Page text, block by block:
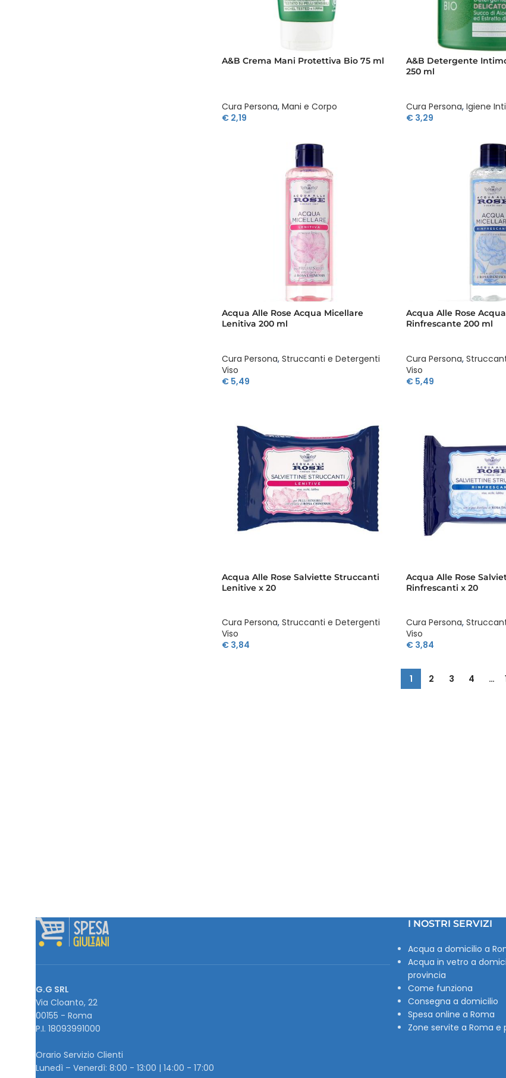
A&B Crema Mani Protettiva Bio 75 ml
Cura Persona, Mani e Corpo
€2,19
A&B Detergente
250 ml
Cura Persona, Igiene
€3,29
Acqua Alle Rose Acqua Micellare
Lenitiva 200 ml
Cura Persona, Struccanti e Detergenti
Viso
€5,49
Acqua Alle Rose
Rinfrescante 200 ml
Cura Persona,
Viso
€5,49
Acqua Alle Rose Salviette Struccanti
Lenitive x 20
Cura Persona, Struccanti e Detergenti
Viso
€3,84
Acqua Alle Rose
Rinfrescanti x 20
Cura Persona,
Viso
€3,84
1 2 3 4 …
G.G SRL
Via Cloanto, 22
00155 - Roma
P.I. ‭18093991000
Orario Servizio Clienti
Lunedì – Venerdì: 8:00 - 13:00 | 14:00 - 17:00
I NOSTRI SERVIZI
Acqua a domicilio a
Acqua in vetro a
provincia
Come funziona
Consegna a domicilio
Spesa online a Roma
Zone servite a Roma e